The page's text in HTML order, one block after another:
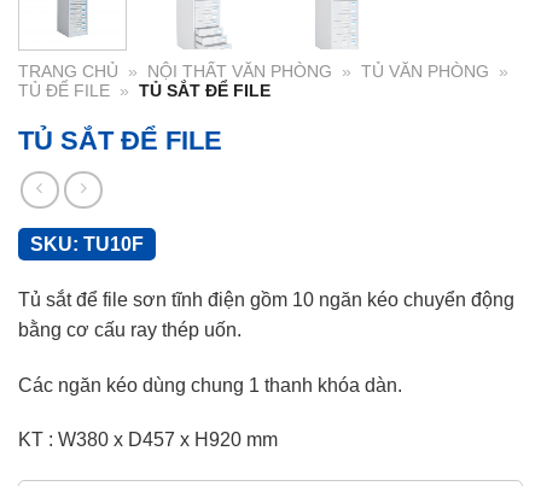
TRANG CHỦ » NỘI THẤT VĂN PHÒNG » TỦ VĂN PHÒNG
»
TỦ ĐỂ FILE » TỦ SẮT ĐỂ FILE
TỦ SẮT ĐỂ FILE
SKU: TU10F
Tủ sắt để file sơn tĩnh điện gồm 10 ngăn kéo chuyển động
bằng cơ cấu ray thép uốn.
Các ngăn kéo dùng chung 1 thanh khóa dàn.
KT : W380 x D457 x H920 mm